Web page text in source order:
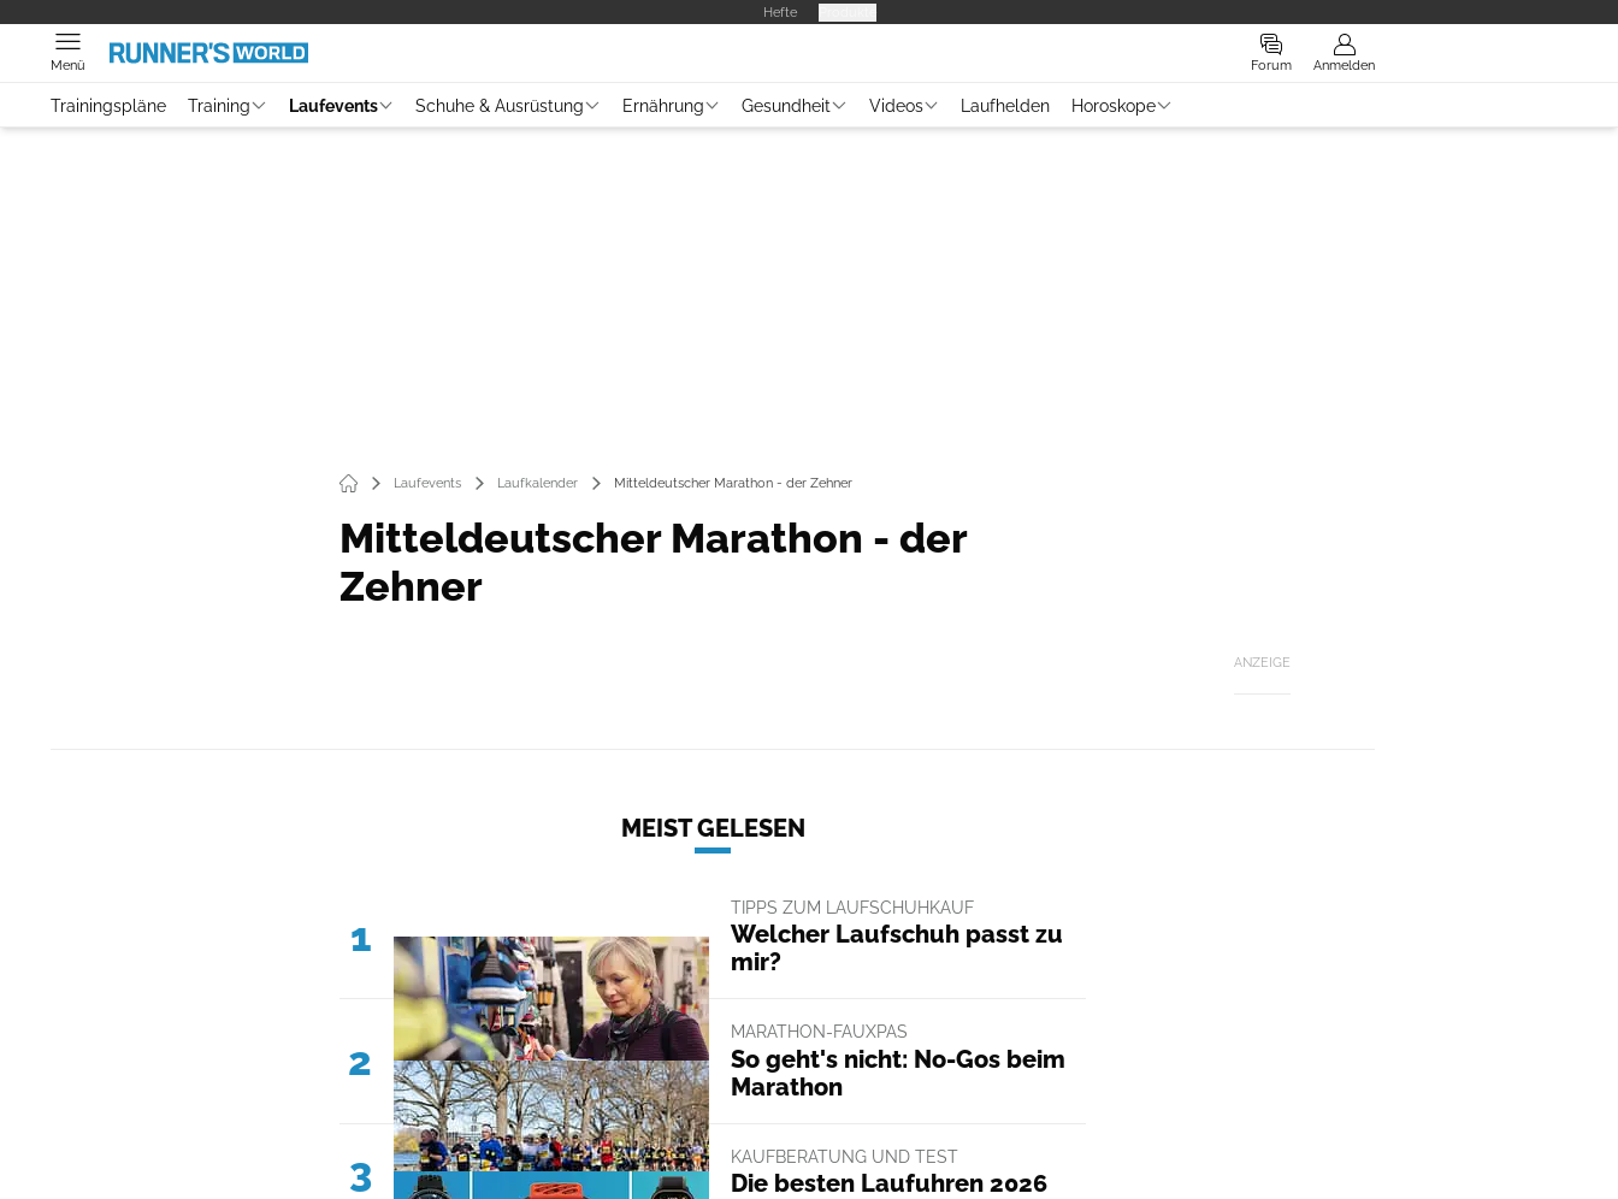
Hefte
Forum Anmelden
Menü
Trainingspläne Training Laufevents Schuhe & Ausrüstung Ernährung Gesundheit Videos Laufhelden Horoskope
Laufevents Laufkalender Mitteldeutscher Marathon - der Zehner
Mitteldeutscher Marathon - der
Zehner
ANZEIGE
MEIST GELESEN
1
TIPPS ZUM LAUFSCHUHKAUF
Welcher Laufschuh passt zu
mir?
2
MARATHON-FAUXPAS
So geht's nicht: No-Gos beim
Marathon
3 KAUFBERATUNG UND TEST
Die besten Laufuhren 2026